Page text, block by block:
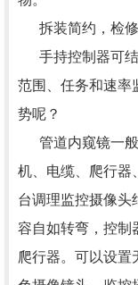
拆装简约，检修
手持控制器可结
范围、任务和速率
势呢？
管道内窥镜一般
机、电缆、爬行器
台调理监控摄像头
容自如转弯，控制
爬行器。可以设置